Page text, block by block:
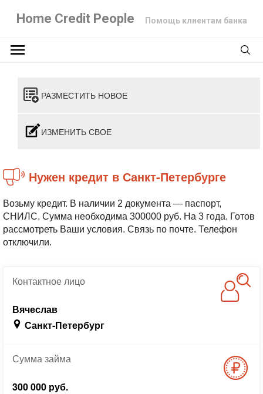
Home Credit People Помощь клиентам банка
РАЗМЕСТИТЬ НОВОЕ
ИЗМЕНИТЬ СВОЕ
Нужен кредит в Санкт-Петербурге
Возьму кредит. В наличии 2 документа — паспорт,
СНИЛС. Сумма необходима 300000 руб. На 3 года. Готов
рассмотреть Ваши условия. Связь по почте. Телефон
отключили.
Контактноелицо
Вячеслав
Санкт-Петербург
Суммазайма
300 000 руб.